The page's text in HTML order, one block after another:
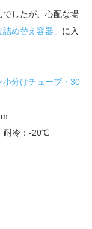
したが、心配な場
詰め替え容器」 に入
小分けチューブ・30
冷：-20℃